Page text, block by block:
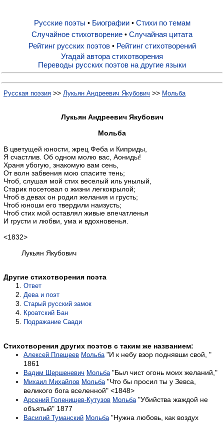
Русские поэты
Биографии
Стихи по темам
Случайное стихотворение
Случайная цитата
Рейтинг русских поэтов
Рейтинг стихотворений
Русские поэты • Биографии• Стихи по темам
Случайное стихотворение • Случайная цитата
Рейтинг русских поэтов• Рейтинг стихотворений
Угадай автора стихотворения
Переводы русских поэтов на другие языки
Русская поэзия >> Лукьян Андреевич Якубович >> Мольба
Лукьян Андреевич Якубович
Мольба
В цветущей юности, жрец Феба и Киприды,
Я счастлив. Об одном молю вас, Аониды!
Храня убогую, знакомую вам сень,
От волн забвения мою спасите тень;
Чтоб, слушая мой стих веселый иль унылый,
Старик посетовал о жизни легкокрылой;
Чтоб в девах он родил желания и грусть;
Чтоб юноши его твердили наизусть;
Чтоб стих мой оставлял живые впечатленья
И грусти и любви, ума и вдохновенья.
<1832>
Лукьян Якубович
Другие стихотворения поэта
Ответ
Дева и поэт
Старый русский замок
Кроатский Бан
Подражание Саади
Стихотворения других поэтов с таким же названием:
Алексей Плещеев Мольба "И к небу взор поднявши свой, "
1861
Вадим Шершеневич Мольба "Был чист огонь моих желаний,"
Михаил Михайлов Мольба "Что бы просил ты у Зевса,
великого бога вселенной" <1848>
Арсений Голенищев-Кутузов Мольба "Убийства жаждой не
объятый" 1877
Василий Туманский Мольба "Нужна любовь, как воздух